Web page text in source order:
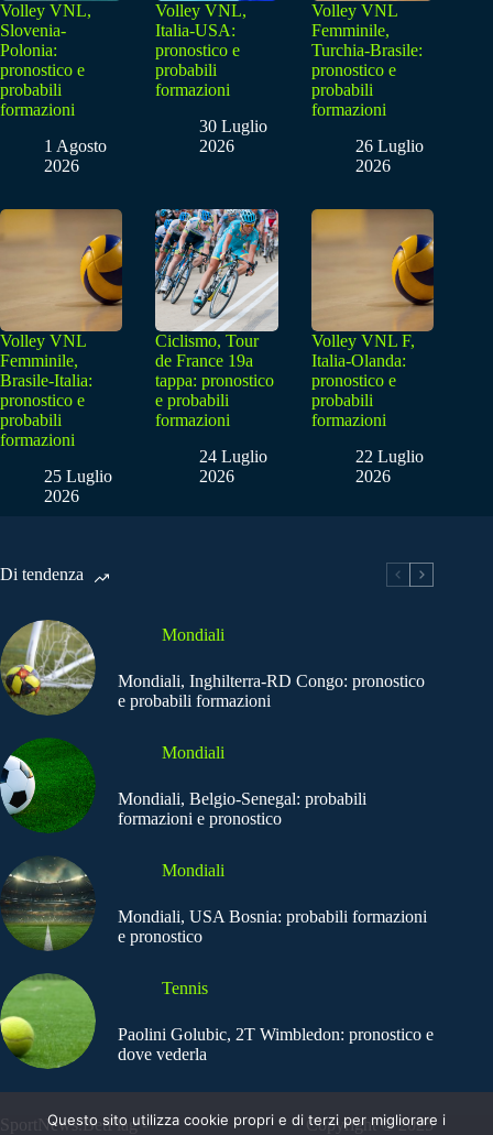
Volley VNL,
Slovenia-
Polonia:
pronostico e
probabili
formazioni
1 Agosto
2026
Volley VNL,
Italia-USA:
pronostico e
probabili
formazioni
30 Luglio
2026
Volley VNL
Femminile,
Turchia-Brasile:
pronostico e
probabili
formazioni
26 Luglio
2026
Volley VNL
Femminile,
Brasile-Italia:
pronostico e
probabili
formazioni
25 Luglio
2026
Ciclismo, Tour
de France 19a
tappa: pronostico
e probabili
formazioni
24 Luglio
2026
Volley VNL F,
Italia-Olanda:
pronostico e
probabili
formazioni
22 Luglio
2026
Di tendenza
Mondiali
Mondiali, Inghilterra-RD Congo: pronostico
e probabili formazioni
Mondiali
Mondiali, Belgio-Senegal: probabili
formazioni e pronostico
Mondiali
Mondiali, USA Bosnia: probabili formazioni
e pronostico
Tennis
Paolini Golubic, 2T Wimbledon: pronostico e
dove vederla
SportNews.BetFlag - Copyright © 2025
Questo sito utilizza cookie propri e di terzi per migliorare i